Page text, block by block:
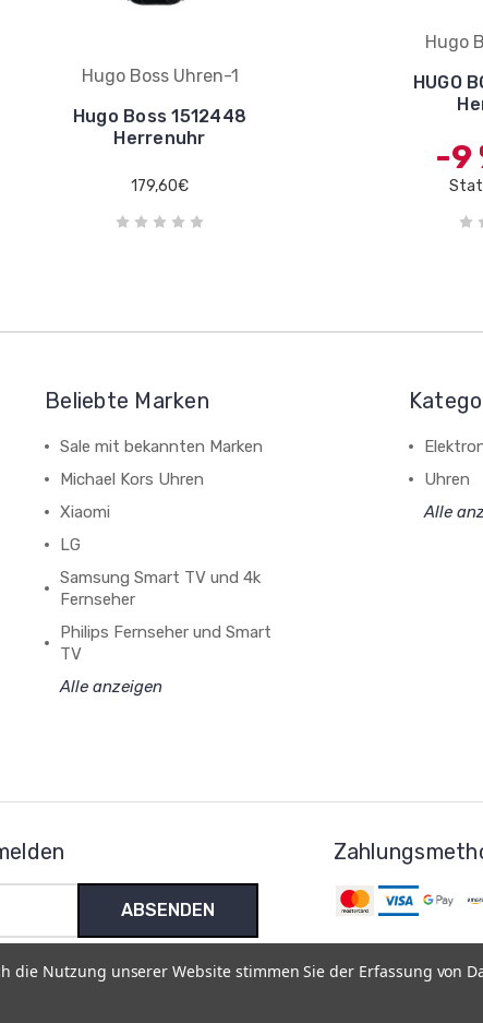
Hugo Boss Uhren-1
Hugo Boss 1512448
Herrenuhr
179,60€
Hugo
HUGO
-9
Beliebte Marken
Sale mit bekannten Marken
Michael Kors Uhren
Xiaomi
LG
Samsung Smart TV und 4k
Fernseher
Philips Fernseher und Smart
TV
Alle anzeigen
Uhren
Alle
Nutzung unserer Website stimmen Sie der Erfassung von